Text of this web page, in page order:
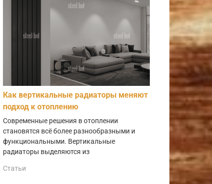
Как вертикальные радиаторы меняют
подход к отоплению
Современные решения в отоплении
становятся всё более разнообразными и
функциональными. Вертикальные
радиаторы выделяются из
Статьи